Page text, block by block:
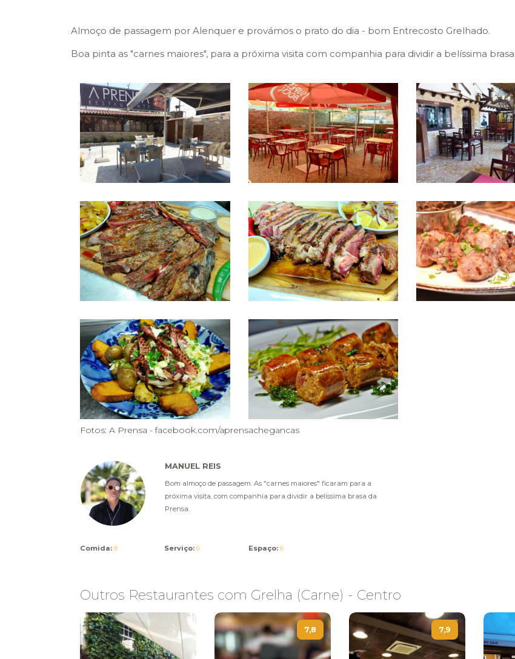
Almoço de passagem por Alenquer e provámos o prato do dia - bom Entrecosto Grelhado.
Boa pinta as "carnes maiores", para a próxima visita com companhia para dividir a belíssima
Fotos: A Prensa - facebook.com/aprensachegancas
MANUEL REIS
Bom almoço de passagem. As "carnes maiores" ficaram para a
próxima visita, com companhia para dividir a belíssima brasa da
Prensa.
Comida: 8 Serviço: 6 Espaço: 6
Outros Restaurantes com Grelha (Carne) - Centro
7,8 7,9